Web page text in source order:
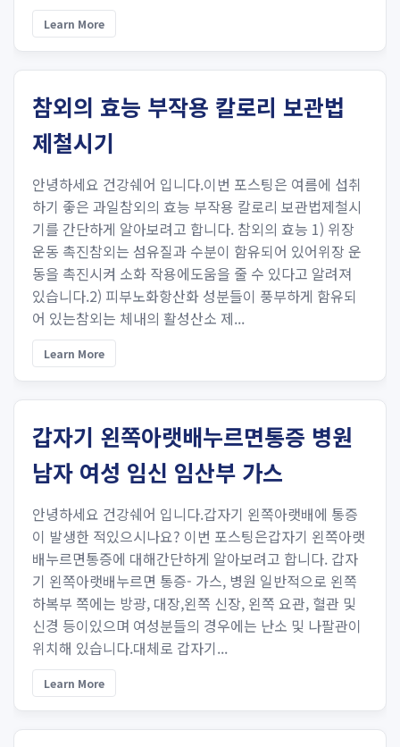
Learn More
참외의 효능 부작용 칼로리 보관법
제철시기
안녕하세요 건강쉐어 입니다.이번 포스팅은 여름에 섭취
하기 좋은 과일참외의 효능 부작용 칼로리 보관법제철시
기를 간단하게 알아보려고 합니다. 참외의 효능 1) 위장
운동 촉진참외는 섬유질과 수분이 함유되어 있어위장 운
동을 촉진시켜 소화 작용에도움을 줄 수 있다고 알려져
있습니다.2) 피부노화항산화 성분들이 풍부하게 함유되
어 있는참외는 체내의 활성산소 제...
Learn More
갑자기 왼쪽아랫배누르면통증 병원
남자 여성 임신 임산부 가스
안녕하세요 건강쉐어 입니다.갑자기 왼쪽아랫배에 통증
이 발생한 적있으시나요? 이번 포스팅은갑자기 왼쪽아랫
배누르면통증에 대해간단하게 알아보려고 합니다. 갑자
기 왼쪽아랫배누르면 통증- 가스, 병원 일반적으로 왼쪽
하복부 쪽에는 방광, 대장,왼쪽 신장, 왼쪽 요관, 혈관 및
신경 등이있으며 여성분들의 경우에는 난소 및 나팔관이
위치해 있습니다.대체로 갑자기...
Learn More